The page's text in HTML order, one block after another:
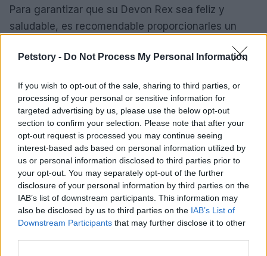
Petstory - Do Not Process My Personal Information
If you wish to opt-out of the sale, sharing to third parties, or
processing of your personal or sensitive information for
targeted advertising by us, please use the below opt-out
section to confirm your selection. Please note that after your
opt-out request is processed you may continue seeing
interest-based ads based on personal information utilized by
us or personal information disclosed to third parties prior to
your opt-out. You may separately opt-out of the further
disclosure of your personal information by third parties on the
IAB’s list of downstream participants. This information may
also be disclosed by us to third parties on the IAB’s List of
Downstream Participants that may further disclose it to other
Para garantizar que su Devon Rex sea feliz y
saludable, es recomendable proporcionarles un
protegida les permitirá disfrutar del aire fresco sin
atentos a su entorno, eliminando objetos pequeños
que puedan representar un riesgo.
ElDevon Rexes una raza fascinante que ofrece
mucho a sus dueños. Su temperamento juguetón,
su curiosidad innata y su amor por la compañía
humana lo convierten en un excelente compañero.
Con los cuidados adecuados, su Devon Rex vivirá
una vida plena y feliz a su lado.